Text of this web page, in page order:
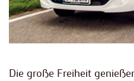
Die große Freiheit